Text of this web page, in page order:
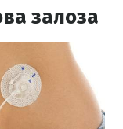
залоза